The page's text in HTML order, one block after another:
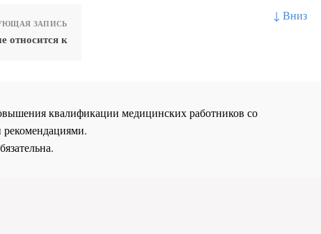
↓ Вниз
ЗАПИСЬ
относится к
квалификации медицинских работников со